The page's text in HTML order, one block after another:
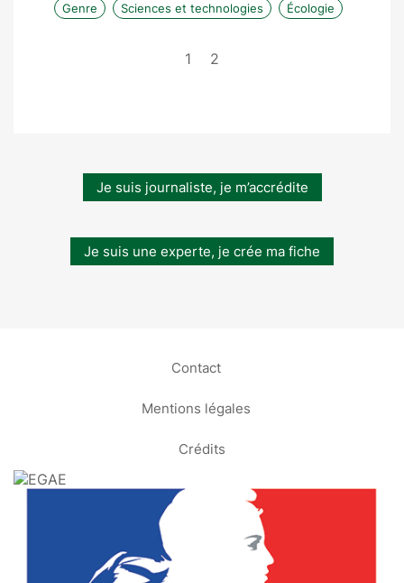
Genre Sciences et technologies Écologie
1 2
Je suis journaliste, je m’accrédite
Je suis une experte, je crée ma fiche
Contact
Mentions légales
Crédits